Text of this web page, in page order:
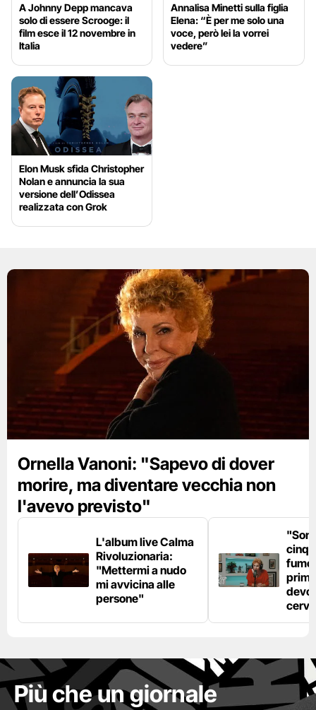
A Johnny Depp mancava
solo di essere Scrooge: il
film esce il 12 novembre in
Italia
Annalisa Minetti sulla figlia
Elena: “È per me solo una
voce, però lei la vorrei
vedere”
Elon Musk sfida Christopher
Nolan e annuncia la sua
versione dell’Odissea
realizzata con Grok
Ornella Vanoni: "Sapevo di dover
morire, ma diventare vecchia non
l'avevo previsto"
L'album live Calma
Rivoluzionaria:
"Mettermi a nudo
mi avvicina alle
persone"
fumo
devo
Più che un giornale